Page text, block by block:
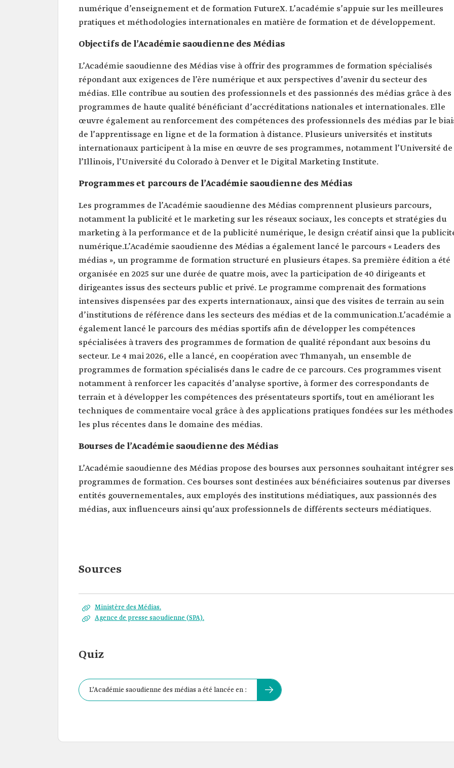
numérique d’enseignement et de formation FutureX. L’académie s’appuie sur les meilleures
pratiques et méthodologies internationales en matière de formation et de développement.
Objectifs de l’Académie saoudienne des Médias
L’Académie saoudienne des Médias vise à offrir des programmes de formation spécialisés
répondant aux exigences de l’ère numérique et aux perspectives d’avenir du secteur des
médias. Elle contribue au soutien des professionnels et des passionnés des médias grâce à des
programmes de haute qualité bénéficiant d’accréditations nationales et internationales. Elle
œuvre également au renforcement des compétences des professionnels des médias par le
de l’apprentissage en ligne et de la formation à distance. Plusieurs universités et instituts
internationaux participent à la mise en œuvre de ses programmes, notamment l’Université de
l’Illinois, l’Université du Colorado à Denver et le Digital Marketing Institute.
Programmes et parcours de l’Académie saoudienne des Médias
Les programmes de l’Académie saoudienne des Médias comprennent plusieurs parcours,
notamment la publicité et le marketing sur les réseaux sociaux, les concepts et stratégies du
marketing à la performance et de la publicité numérique, le design créatif ainsi que la
numérique.L’Académie saoudienne des Médias a également lancé le parcours « Leaders des
médias », un programme de formation structuré en plusieurs étapes. Sa première édition a été
organisée en 2025 sur une durée de quatre mois, avec la participation de 40 dirigeants et
dirigeantes issus des secteurs public et privé. Le programme comprenait des formations
intensives dispensées par des experts internationaux, ainsi que des visites de terrain au sein
d’institutions de référence dans les secteurs des médias et de la communication.L’académie a
également lancé le parcours des médias sportifs afin de développer les compétences
spécialisées à travers des programmes de formation de qualité répondant aux besoins du
secteur. Le 4 mai 2026, elle a lancé, en coopération avec Thmanyah, un ensemble de
programmes de formation spécialisés dans le cadre de ce parcours. Ces programmes visent
notamment à renforcer les capacités d’analyse sportive, à former des correspondants de
terrain et à développer les compétences des présentateurs sportifs, tout en améliorant les
techniques de commentaire vocal grâce à des applications pratiques fondées sur les méthodes
les plus récentes dans le domaine des médias.
Bourses de l’Académie saoudienne des Médias
L’Académie saoudienne des Médias propose des bourses aux personnes souhaitant intégrer ses
programmes de formation. Ces bourses sont destinées aux bénéficiaires soutenus par diverses
entités gouvernementales, aux employés des institutions médiatiques, aux passionnés des
médias, aux influenceurs ainsi qu’aux professionnels de différents secteurs médiatiques.
Sources
Ministère des Médias.
Agence de presse saoudienne (SPA).
Quiz
L’Académie saoudienne des médias a été lancée en :